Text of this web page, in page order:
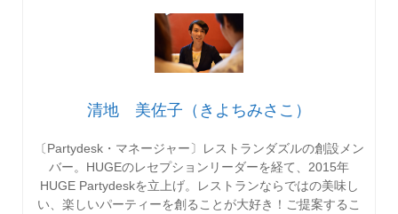
清地 美佐子（きよちみさこ）
〔Partydesk・マネージャー〕レストランダズルの創設メン
バー。HUGEのレセプションリーダーを経て、2015年
HUGE Partydeskを立上げ。レストランならではの美味し
い、楽しいパーティーを創ることが大好き！ご提案するこ